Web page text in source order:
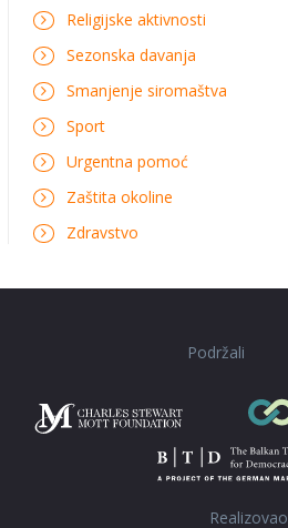
Religijske aktivnosti
Sezonska davanja
Smanjenje siromaštva
Sport
Urgentna pomoć
Zaštita okoline
Zdravstvo
Podržali
Realizovao